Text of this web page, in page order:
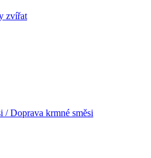
zvířat
/ Doprava krmné směsi